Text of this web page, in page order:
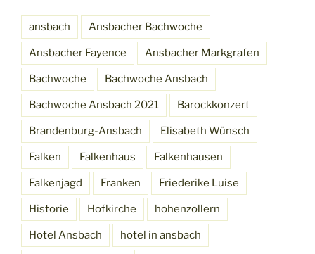
ansbach Ansbacher Bachwoche
Ansbacher Fayence Ansbacher Markgrafen
Bachwoche Bachwoche Ansbach
Bachwoche Ansbach 2021 Barockkonzert
Brandenburg-Ansbach Elisabeth Wünsch
Falken Falkenhaus Falkenhausen
Falkenjagd Franken Friederike Luise
Historie Hofkirche hohenzollern
Hotel Ansbach hotel in ansbach